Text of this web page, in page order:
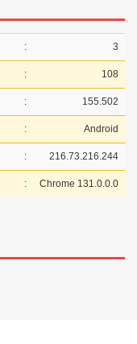
: 3
: 108
: 155.502
: Android
: 216.73.216.244
: Chrome 131.0.0.0